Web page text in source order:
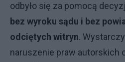
odbyło się za pomocą
bez wyroku sądu i bez
odciętych witryn.
naruszenie praw autorskich